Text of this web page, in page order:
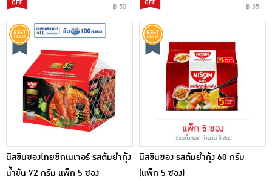
฿ 50
฿ 35
นิสชินซองไทยซิกเนเจอร์ รสต้มยำกุ้ง
น้ำข้น 72 กรัม แพ็ก 5 ซอง
นิสชินซอง รสต้มยำกุ้ง 60 กรัม
(แพ็ก 5 ซอง)